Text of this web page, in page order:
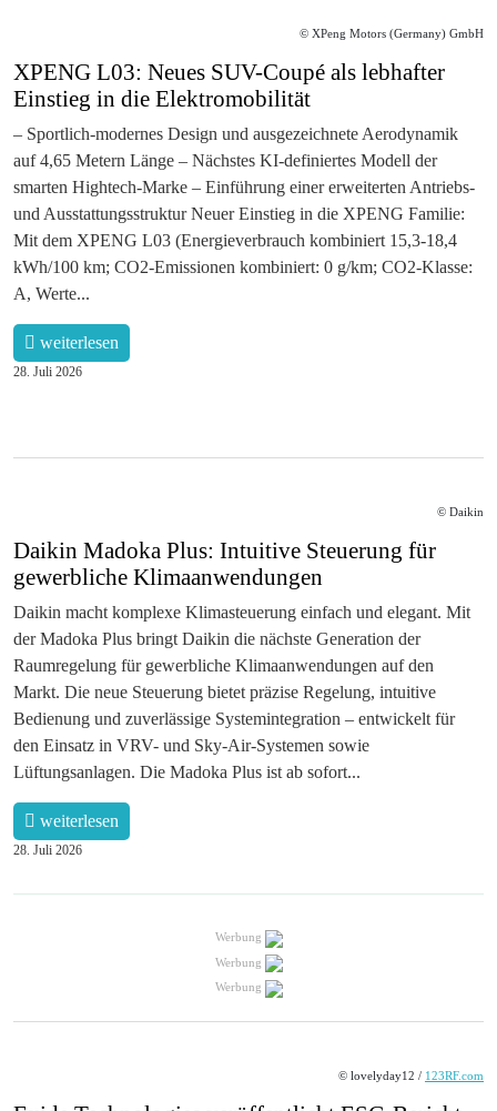
© XPeng Motors (Germany) GmbH
XPENG L03: Neues SUV-Coupé als lebhafter
Einstieg in die Elektromobilität
– Sportlich-modernes Design und ausgezeichnete Aerodynamik
auf 4,65 Metern Länge – Nächstes KI-definiertes Modell der
smarten Hightech-Marke – Einführung einer erweiterten Antriebs-
und Ausstattungsstruktur Neuer Einstieg in die XPENG Familie:
Mit dem XPENG L03 (Energieverbrauch kombiniert 15,3-18,4
kWh/100 km; CO2-Emissionen kombiniert: 0 g/km; CO2-Klasse:
A, Werte...
weiterlesen
28. Juli 2026
© Daikin
Daikin Madoka Plus: Intuitive Steuerung für
gewerbliche Klimaanwendungen
Daikin macht komplexe Klimasteuerung einfach und elegant. Mit
der Madoka Plus bringt Daikin die nächste Generation der
Raumregelung für gewerbliche Klimaanwendungen auf den
Markt. Die neue Steuerung bietet präzise Regelung, intuitive
Bedienung und zuverlässige Systemintegration – entwickelt für
den Einsatz in VRV- und Sky-Air-Systemen sowie
Lüftungsanlagen. Die Madoka Plus ist ab sofort...
weiterlesen
28. Juli 2026
Werbung
Werbung
Werbung
© lovelyday12 / 123RF.com